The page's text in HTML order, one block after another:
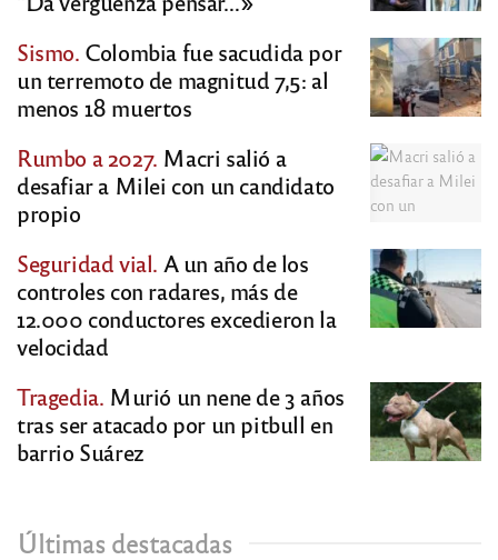
Sismo. Colombia fue sacudida por
un terremoto de magnitud 7,5: al
menos 18 muertos
Rumbo a 2027. Macri salió a
desafiar a Milei con un candidato
propio
Seguridad vial. A un año de los
controles con radares, más de
12.000 conductores excedieron la
velocidad
Tragedia. Murió un nene de 3 años
tras ser atacado por un pitbull en
barrio Suárez
Últimas destacadas